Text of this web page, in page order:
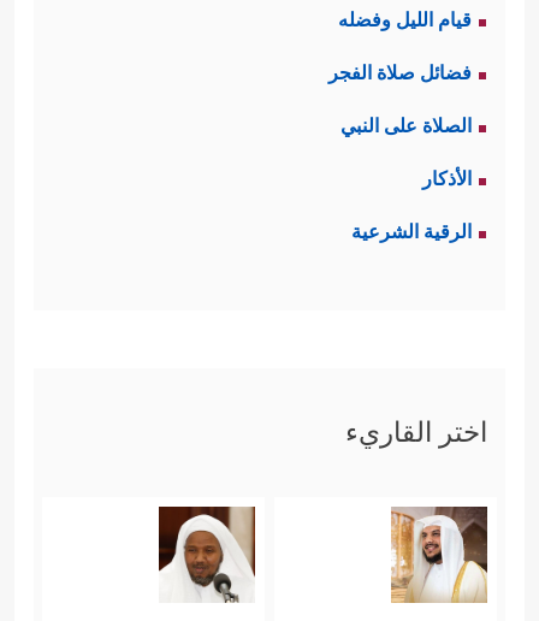
قيام الليل وفضله
فضائل صلاة الفجر
الصلاة على النبي
الأذكار
الرقية الشرعية
اختر القاريء